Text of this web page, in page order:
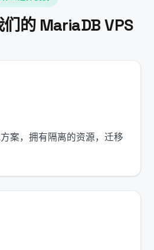
的 MariaDB VPS
案，拥有隔离的资源，迁移